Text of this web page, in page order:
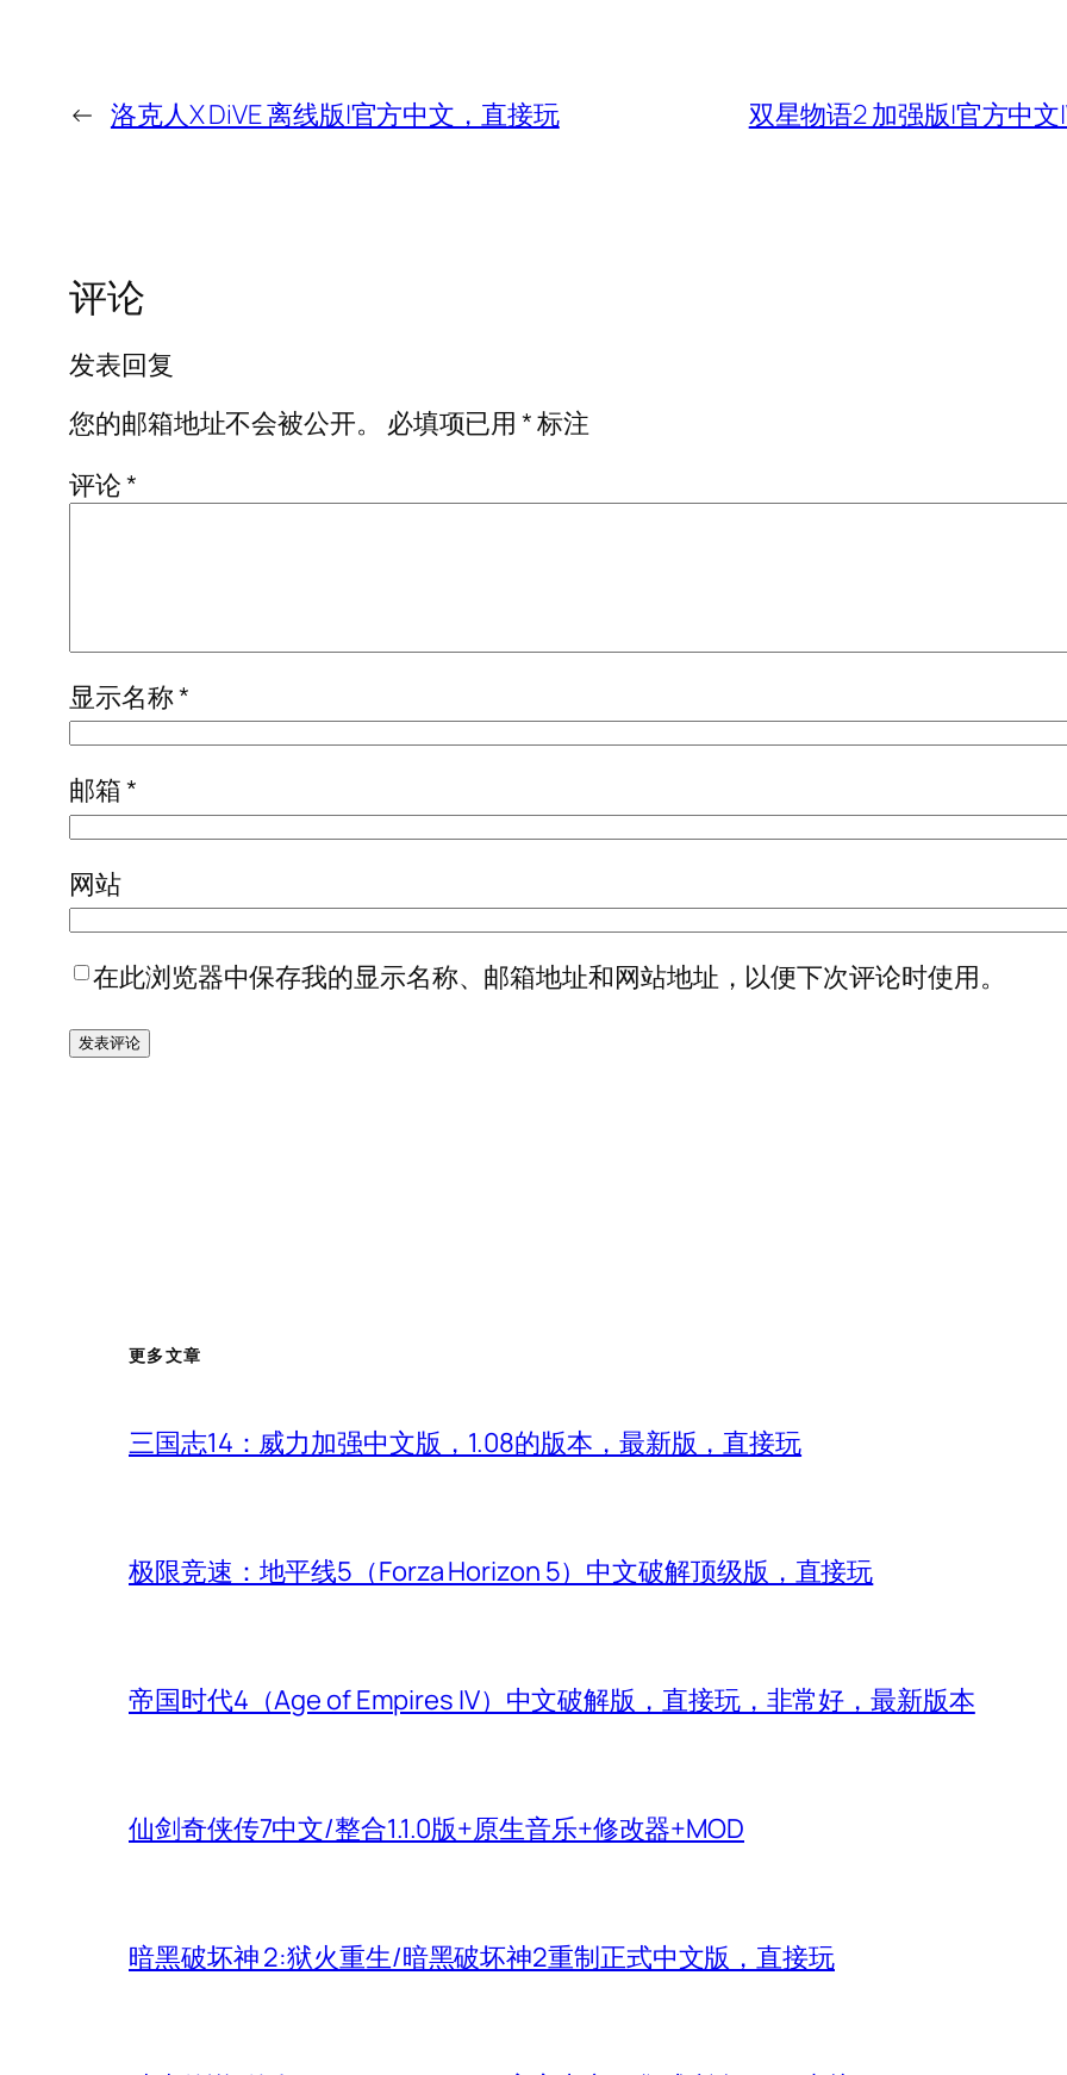
← 洛克人X DiVE 离线版|官方中文，直接玩 双星物语2 加强版|官方中
评论
发表回复
您的邮箱地址不会被公开。
必填项已用*标注
评论*
显示名称*
邮箱*
网站
在此浏览器中保存我的显示名称、邮箱地址和网站地址，以便下次评论时使用。
更多文章
三国志14：威力加强中文版，1.08的版本，最新版，直接玩
极限竞速：地平线5（Forza Horizon 5）中文破解顶级版，直接玩
帝国时代4（Age of Empires IV）中文破解版，直接玩，非常好，最新版本
仙剑奇侠传7中文/整合1.1.0版+原生音乐+修改器+MOD
暗黑破坏神 2:狱火重生/暗黑破坏神2重制正式中文版，直接玩